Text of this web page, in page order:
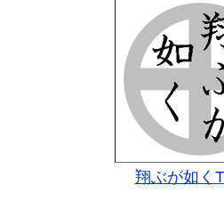
翔ぶが如く